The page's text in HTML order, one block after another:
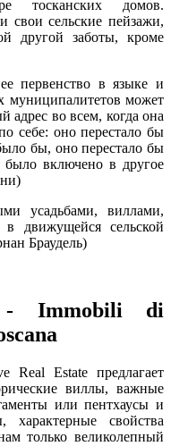
тосканских домов.
свои сельские пейзажи,
другой заботы, кроме
первенство в языке и
муниципалитетов может
адрес во всем, когда она
себе: оно перестало бы
бы, оно перестало бы
было включено в другое
усадьбами, виллами,
движущейся сельской
Браудель)
- Immobili di
Real Estate предлагает
виллы, важные
или пентхаусы и
характерные свойства
только великолепный